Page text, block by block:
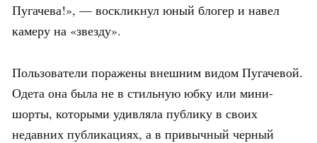
Пугачева!», — воскликнул юный блогер и навел
камеру на «звезду».
Пользователи поражены внешним видом Пугачевой.
Одета она была не в стильную юбку или мини-
шорты, которыми удивляла публику в своих
недавних публикациях, а в привычный черный